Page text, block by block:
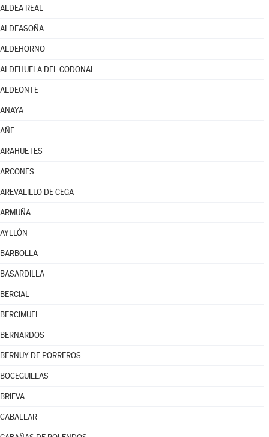
ALDEA REAL
ALDEASOÑA
ALDEHORNO
ALDEHUELA DEL CODONAL
ALDEONTE
ANAYA
AÑE
ARAHUETES
ARCONES
AREVALILLO DE CEGA
ARMUÑA
AYLLÓN
BARBOLLA
BASARDILLA
BERCIAL
BERCIMUEL
BERNARDOS
BERNUY DE PORREROS
BOCEGUILLAS
BRIEVA
CABALLAR